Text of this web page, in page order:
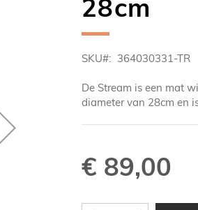
28cm
SKU 364030331-TR
De Stream is een mat
diameter van 28cm en
€ 89,00